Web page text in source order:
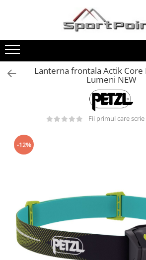
Toate Produsele
ALPINISM
Asigurari
Suruburi de gheata
Magneziu
Rucsaci
Slackline
Lanterna frontala Actik
Lumeni NEW
Fii primul care
-12%